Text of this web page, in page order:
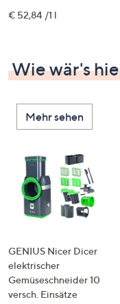
€ 52,84 /1 l
Wie wär's
Mehr sehen
GENIUS Nicer Dicer
elektrischer
Gemüseschneider 10
versch. Einsätze